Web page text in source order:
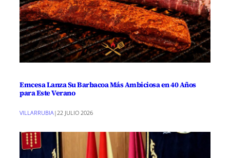
Emcesa Lanza Su Barbacoa Más Ambiciosa en 40 Años
para Este Verano
VILLARRUBIA | 22 JULIO 2026